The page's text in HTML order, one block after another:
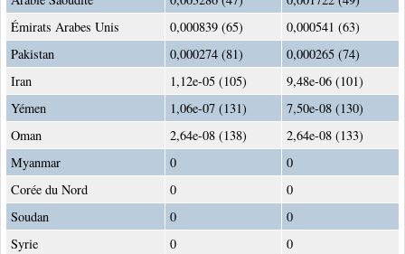
Émirats Arabes Unis
0,000839 (65)
0,000541 (63)
Pakistan
0,000274 (81)
0,000265 (74)
Iran
1,12e-05 (105)
9,48e-06 (101)
Yémen
1,06e-07 (131)
7,50e-08 (130)
Oman
2,64e-08 (138)
2,64e-08 (133)
Myanmar
0
0
Corée du Nord
0
0
Soudan
0
0
Syrie
0 0